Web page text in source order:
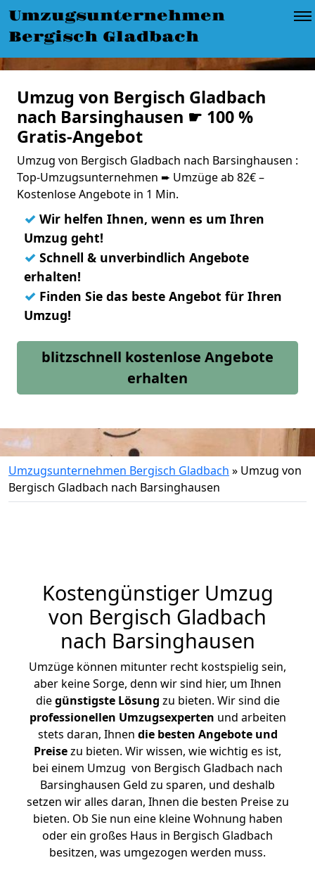
Umzugsunternehmen
Bergisch Gladbach
Umzug von Bergisch Gladbach
nach Barsinghausen ☛ 100 %
Gratis-Angebot
Umzug von Bergisch Gladbach nach Barsinghausen :
Top-Umzugsunternehmen ➨ Umzüge ab 82€ –
Kostenlose Angebote in 1 Min.
✓ Wir helfen Ihnen, wenn es um Ihren
Umzug geht!
✓ Schnell & unverbindlich Angebote
erhalten!
✓ Finden Sie das beste Angebot für Ihren
Umzug!
blitzschnell kostenlose Angebote
erhalten
Umzugsunternehmen Bergisch Gladbach » Umzug von
Bergisch Gladbach nach Barsinghausen
Kostengünstiger Umzug
von Bergisch Gladbach
nach Barsinghausen
Umzüge können mitunter recht kostspielig sein,
aber keine Sorge, denn wir sind hier, um Ihnen
diegünstigste Lösung zu bieten. Wir sind die
professionellen Umzugsexperten und arbeiten
stets daran, Ihnen die besten Angebote und
Preisezu bieten. Wir wissen, wie wichtig es ist,
bei einem Umzug von Bergisch Gladbach nach
Barsinghausen Geld zu sparen, und deshalb
setzen wir alles daran, Ihnen die besten Preise zu
bieten. Ob Sie nun eine kleine Wohnung haben
oder ein großes Haus in Bergisch Gladbach
besitzen, was umgezogen werden muss.